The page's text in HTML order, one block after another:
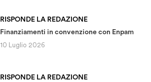
RISPONDE LA REDAZIONE
Finanziamenti in convenzione con Enpam
10 Luglio 2026
RISPONDE LA REDAZIONE